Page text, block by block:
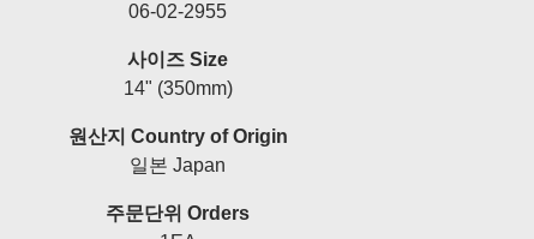
06-02-2955
사이즈 Size
14" (350mm)
원산지 Country of Origin
일본 Japan
주문단위 Orders